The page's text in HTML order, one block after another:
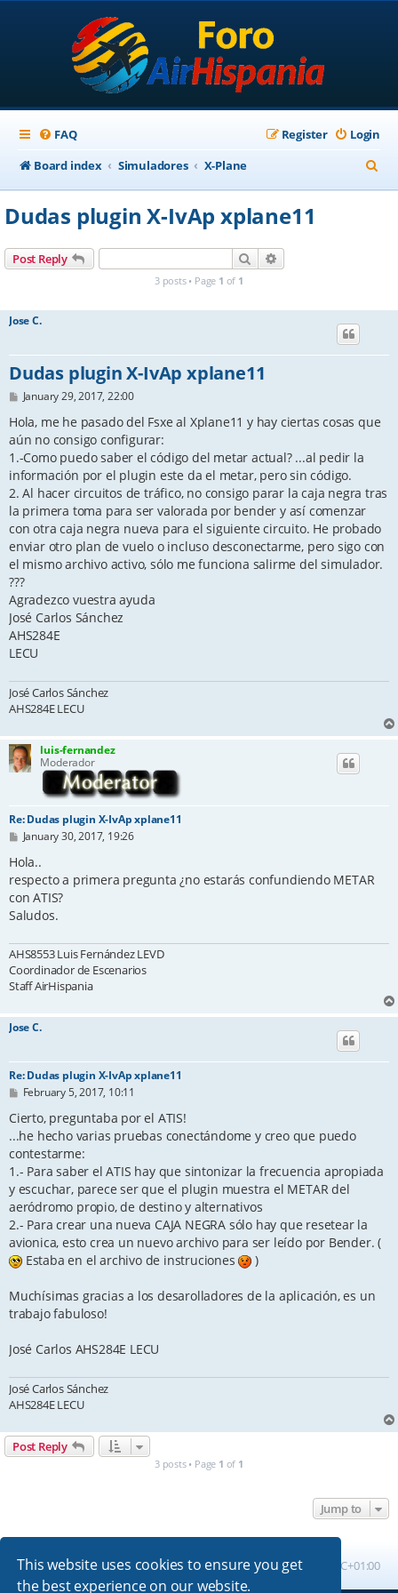
This website uses cookies to ensure you get
the best experience on our website.
FAQ Login
Register
Board index
Simuladores X-Plane
e
Dudas plugin X-IvAp xplane11
Post Reply Search
3 posts • Page 1 of 1
Jose C.
Dudas plugin X-IvAp xplane11
P
s
t
January 29, 2017, 22:00
Hola, me he pasado del Fsxe al Xplane11 y hay ciertas cosas que
aún no consigo configurar:
1.-Como puedo saber el código del metar actual? ...al pedir la
información por el plugin este da el metar, pero sin código.
2. Al hacer circuitos de tráfico, no consigo parar la caja negra tras
la primera toma para ser valorada por bender y así comenzar
con otra caja negra nueva para el siguiente circuito. He probado
enviar otro plan de vuelo o incluso desconectarme, pero sigo con
el mismo archivo activo, sólo me funciona salirme del simulador.
???
Agradezco vuestra ayuda
José Carlos Sánchez
AHS284E
LECU
José Carlos Sánchez
AHS284E LECU
luis-fernandez
Moderador
Re: Dudas plugin X-IvAp xplane11
P
s
January 30, 2017, 19:26
Hola..
respecto a primera pregunta ¿no estarás confundiendo METAR
con ATIS?
Saludos.
AHS8553 Luis Fernández LEVD
Coordinador de Escenarios
Staff AirHispania
Jose C.
Re: Dudas plugin X-IvAp xplane11
P
s
t
February 5, 2017, 10:11
Cierto, preguntaba por el ATIS!
...he hecho varias pruebas conectándome y creo que puedo
contestarme:
1.- Para saber el ATIS hay que sintonizar la frecuencia apropiada
y escuchar, parece ser que el plugin muestra el METAR del
aeródromo propio, de destino y alternativos
2.- Para crear una nueva CAJA NEGRA sólo hay que resetear la
avionica, esto crea un nuevo archivo para ser leído por Bender. (
Estaba en el archivo de instruciones
)
Muchísimas gracias a los desarolladores de la aplicación, es un
trabajo fabuloso!
José Carlos AHS284E LECU
José Carlos Sánchez
AHS284E LECU
Post Reply
3 posts • Page 1 of 1
Jump to
Board index All times are UTC+01:00